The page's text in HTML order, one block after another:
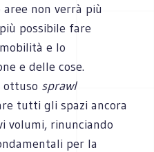
non verrà più
possibile fare
e lo
e delle cose.
ottuso sprawl
tutti gli spazi ancora
volumi, rinunciando
per la